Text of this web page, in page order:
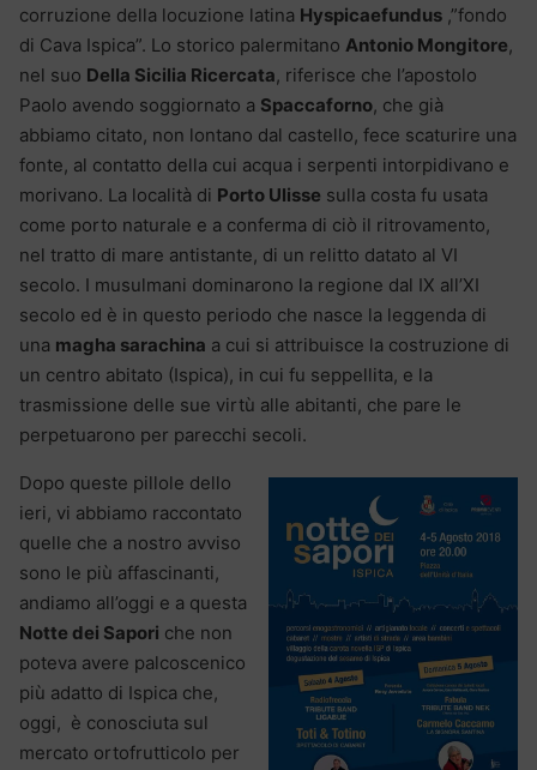
corruzione della locuzione latina Hyspicaefundus ,”fondo
di Cava Ispica”. Lo storico palermitano Antonio Mongitore,
nel suo Della Sicilia Ricercata, riferisce che l’apostolo
Paolo avendo soggiornato a Spaccaforno, che già
abbiamo citato, non lontano dal castello, fece scaturire una
fonte, al contatto della cui acqua i serpenti intorpidivano e
morivano. La località di Porto Ulisse sulla costa fu usata
come porto naturale e a conferma di ciò il ritrovamento,
nel tratto di mare antistante, di un relitto datato al VI
secolo. I musulmani dominarono la regione dal IX all’XI
secolo ed è in questo periodo che nasce la leggenda di
una magha sarachina a cui si attribuisce la costruzione di
un centro abitato (Ispica), in cui fu seppellita, e la
trasmissione delle sue virtù alle abitanti, che pare le
perpetuarono per parecchi secoli.
Dopo queste pillole dello
ieri, vi abbiamo raccontato
quelle che a nostro avviso
sono le più affascinanti,
andiamo all’oggi e a questa
Notte dei Sapori che non
poteva avere palcoscenico
più adatto di Ispica che,
oggi, è conosciuta sul
mercato ortofrutticolo per